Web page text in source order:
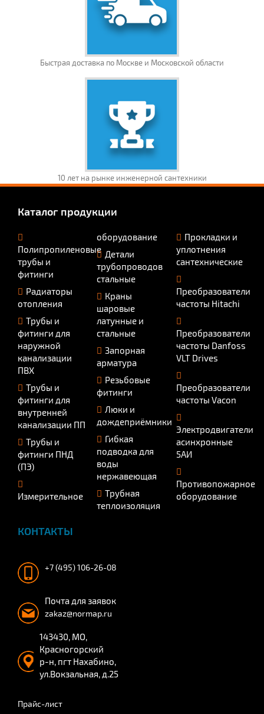
Быстрая доставка по Москве и Московской области
10 лет на рынке инженерной сантехники
Каталог продукции
Полипропиленовые
трубы и
фитинги
Радиаторы
отопления
Трубы и
фитинги для
наружной
канализации
ПВХ
Трубы и
фитинги для
внутренней
канализации ПП
Трубы и
фитинги ПНД
(ПЭ)
Измерительное
оборудование
Детали
трубопроводов
стальные
Краны
шаровые
латунные и
стальные
Запорная
арматура
Резьбовые
фитинги
Люки и
дождеприёмники
Гибкая
подводка для
воды
нержавеющая
Трубная
теплоизоляция
Прокладки и
уплотнения
сантехнические
Преобразователи
частоты Hitachi
Преобразователи
частоты Danfoss
VLT Drives
Преобразователи
частоты Vacon
Электродвигатели
асинхронные
5АИ
Противопожарное
оборудование
КОНТАКТЫ
+7 (495) 106-26-08
Почта для заявок
zakaz@normap.ru
143430, МО,
Красногорский
р-н, пгт Нахабино,
ул.Вокзальная, д.25
Прайс-лист